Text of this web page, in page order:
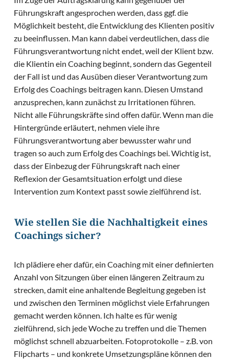
Führungskraft angesprochen werden, dass ggf. die
Möglichkeit besteht, die Entwicklung des Klienten positiv
zu beeinflussen. Man kann dabei verdeutlichen, dass die
Führungsverantwortung nicht endet, weil der Klient bzw.
die Klientin ein Coaching beginnt, sondern das Gegenteil
der Fall ist und das Ausüben dieser Verantwortung zum
Erfolg des Coachings beitragen kann. Diesen Umstand
anzusprechen, kann zunächst zu Irritationen führen.
Nicht alle Führungskräfte sind offen dafür. Wenn man die
Hintergründe erläutert, nehmen viele ihre
Führungsverantwortung aber bewusster wahr und
tragen so auch zum Erfolg des Coachings bei. Wichtig ist,
dass der Einbezug der Führungskraft nach einer
Reflexion der Gesamtsituation erfolgt und diese
Intervention zum Kontext passt sowie zielführend ist.
Wie stellen Sie die Nachhaltigkeit eines
Coachings sicher?
Ich plädiere eher dafür, ein Coaching mit einer definierten
Anzahl von Sitzungen über einen längeren Zeitraum zu
strecken, damit eine anhaltende Begleitung gegeben ist
und zwischen den Terminen möglichst viele Erfahrungen
gemacht werden können. Ich halte es für wenig
zielführend, sich jede Woche zu treffen und die Themen
möglichst schnell abzuarbeiten. Fotoprotokolle – z.B. von
Flipcharts – und konkrete Umsetzungspläne können den